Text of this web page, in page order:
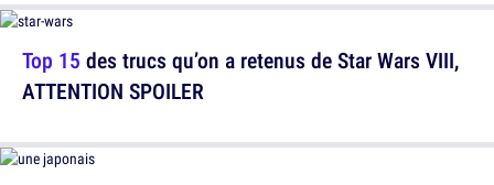
Top 15 des trucs qu’on a retenus de Star Wars VIII,
ATTENTION SPOILER